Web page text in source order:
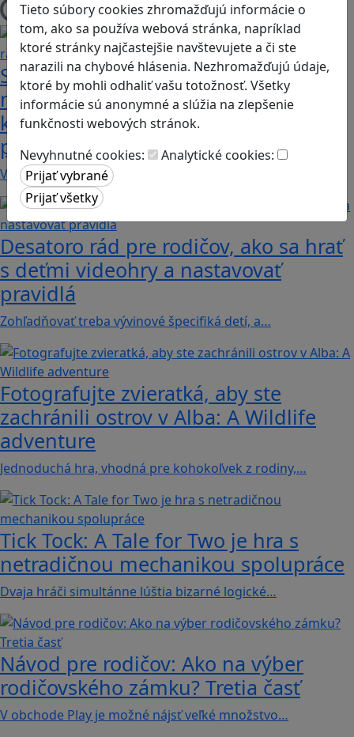
Tieto súbory cookies zhromažďujú informácie o
tom, ako sa používa webová stránka, napríklad
ktoré stránky najčastejšie navštevujete a či ste
narazili na chybové hlásenia. Nezhromažďujú údaje,
ktoré by mohli odhaliť vašu totožnosť. Všetky
informácie sú anonymné a slúžia na zlepšenie
funkčnosti webových stránok.
Nevyhnutné cookies:
Analytické cookies:
Načítam blogy
Sú vaše deti na Discorde? Objavte
niekoľko užitočných rád a funkcií,
ktoré pomôžu k bezpečnému
používaniu
V januári tohto roku dosiahla platforma približne…
Desatoro rád pre rodičov, ako sa hrať
s deťmi videohry a nastavovať
pravidlá
Zohľadňovať treba vývinové špecifiká detí, a…
Fotografujte zvieratká, aby ste
zachránili ostrov v Alba: A Wildlife
adventure
Jednoduchá hra, vhodná pre kohokoľvek z rodiny,…
Tick Tock: A Tale for Tw‪o je hra s
netradičnou mechanikou spolupráce
Dvaja hráči simultánne lúštia bizarné logické…
Návod pre rodičov: Ako na výber
rodičovského zámku? Tretia časť
V obchode Play je možné nájsť veľké množstvo…